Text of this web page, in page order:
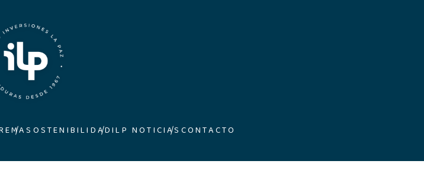
SOSTENIBILIDADILP NOTICIAS CONTACTO